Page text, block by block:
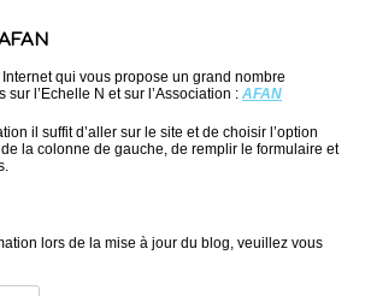
Internet qui vous propose un grand nombre
sur l’Echelle N et sur l’Association : AFAN
il suffit d’aller sur le site et de choisir l’option
la colonne de gauche, de remplir le formulaire et
lors de la mise à jour du blog, veuillez vous